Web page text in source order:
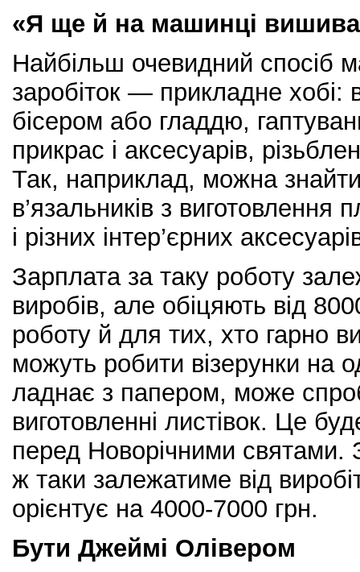
«Я ще й на машинці
Найбільш очевидний спосіб
заробіток — прикладне хобі:
бісером або гладдю,
прикрас і аксесуарів,
Так, наприклад, можна знайти
в’язальників з виготовлення
і різних інтер’єрних
Зарплата за таку роботу
виробів, але обіцяють від
роботу й для тих, хто гарно
можуть робити візерунки на
ладнає з папером, може
виготовленні листівок. Це
перед Новорічними святами.
ж таки залежатиме від
орієнтує на 4000-7000 грн.
Бути Джеймі Олівером